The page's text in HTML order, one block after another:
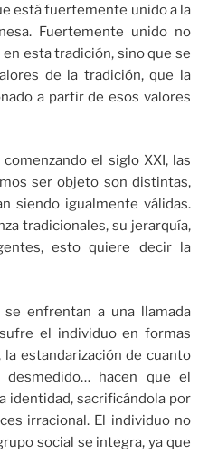
está fuertemente unido a la
Fuertemente unido no
esta tradición, sino que se
de la tradición, que la
a partir de esos valores
el siglo XXI, las
ser objeto son distintas,
siendo igualmente válidas.
tradicionales, su jerarquía,
esto quiere decir la
enfrentan a una llamada
el individuo en formas
estandarización de cuanto
desmedido… hacen que el
identidad, sacrificándola por
irracional. El individuo no
social se integra, ya que